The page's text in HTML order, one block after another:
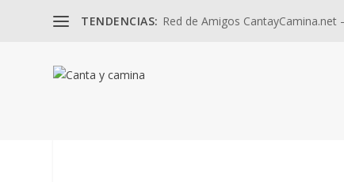
TENDENCIAS: Red de Amigos CantayCamina.net